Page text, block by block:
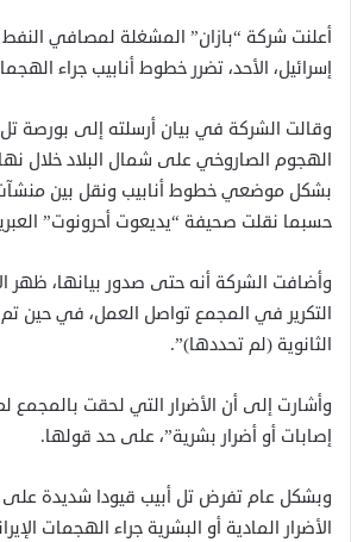
أعلنت شركة “بازان” المشغلة لمصافي
إسرائيل، الأحد، تضرر خطوط أنابيب جراء
وقالت الشركة في بيان أرسلته إلى بورصة تل
الهجوم الصاروخي على شمال البلاد خلال
بشكل موضعي خطوط أنابيب ونقل بين منشآت
حسبما نقلت صحيفة “يديعوت أحرونوت”
وأضافت الشركة أنه حتى صدور بيانها، ظهر
التكرير في المجمع تواصل العمل، في حين
الثانوية (لم تحددها)”.
وأشارت إلى أن الأضرار التي لحقت
إصابات أو أضرار بشرية”، على حد قولها.
وبشكل عام تفرض تل أبيب قيودا شديدة على
الأضرار المادية أو البشرية جراء الهجمات